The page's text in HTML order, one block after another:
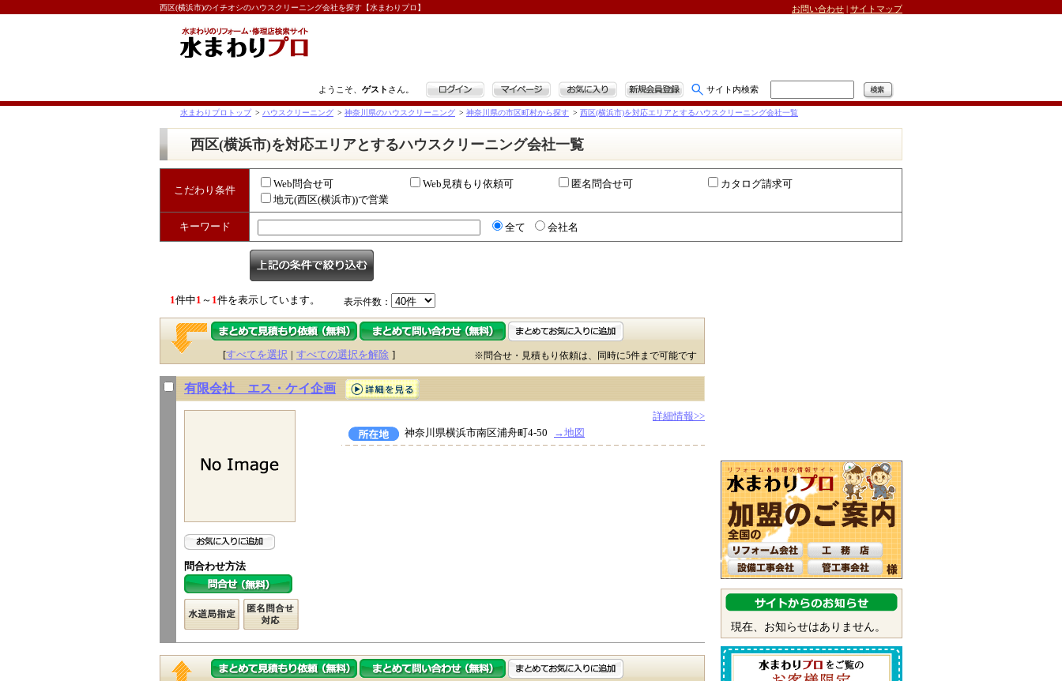
西区(横浜市)のイチオシのハウスクリーニング会社を探す【水まわりプロ】 お問い合わせ | サイトマップ
ようこそ、 ゲスト さん。 ログイン マイページ お気に入り 新規会員登録 サイト内検索
水まわりプロトップ > ハウスクリーニング > 神奈川県のハウスクリーニング > 神奈川県の市区町村から探す > 西区(横浜市)を対応エリアとするハウスクリーニング会社一覧
西区(横浜市)を対応エリアとするハウスクリーニング会社一覧
こだわり条件
Web問合せ可 Web見積もり依頼可 匿名問合せ可
カタログ請求可
地元(西区(横浜市))で営業
キーワード 全て 会社名
1件中1 ～ 1件を表示しています。 表示件数：
[すべてを選択 | すべての選択を解除 ] ※問合せ・見積もり依頼は、同時に5件まで可能です
有限会社 エス・ケイ企画
問合わせ方法
詳細情報>>
神奈川県横浜市南区浦舟町4-50
→地図
現在、お知らせはありません。